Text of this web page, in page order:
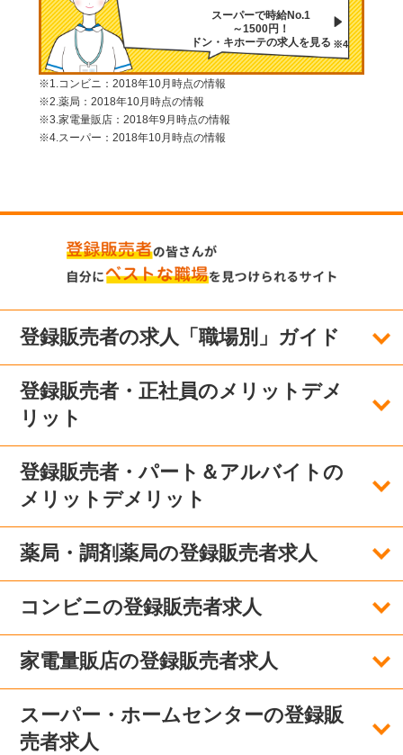
スーパーで時給No.1
～1500円！
ドン・キホーテの求人を見る ※4
※1.コンビニ：2018年10月時点の情報
※2.薬局：2018年10月時点の情報
※3.家電量販店：2018年9月時点の情報
※4.スーパー：2018年10月時点の情報
登録販売者の求人「職場別」ガイド
登録販売者・正社員のメリットデメ
リット
登録販売者・パート＆アルバイトの
メリットデメリット
薬局・調剤薬局の登録販売者求人
コンビニの登録販売者求人
家電量販店の登録販売者求人
スーパー・ホームセンターの登録販
売者求人